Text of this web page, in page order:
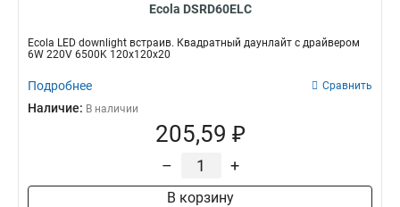
Ecola DSRD60ELC
Ecola LED downlight встраив. Квадратный даунлайт с драйвером
6W 220V 6500K 120x120x20
Подробнее Сравнить
Наличие: В наличии
205,59 ₽
– +
В корзину